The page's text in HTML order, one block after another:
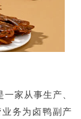
家从事生产、
务为卤鸭副产